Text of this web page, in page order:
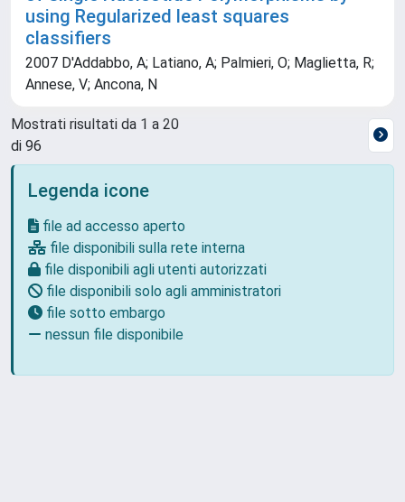
using Regularized least squares
classifiers
2007 D'Addabbo, A; Latiano, A; Palmieri, O; Maglietta, R;
Annese, V; Ancona, N
Mostrati risultati da 1 a 20
di 96
Legenda icone
file ad accesso aperto
file disponibili sulla rete interna
file disponibili agli utenti autorizzati
file disponibili solo agli amministratori
file sotto embargo
nessun file disponibile